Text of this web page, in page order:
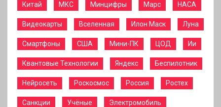
Китай МКС Минцифры Марс НАСА
Видеокарты Вселенная Илон Маск Луна
Смартфоны США Мини-ПК ЦОД Ии
Квантовые Технологии Яндекс Беспилотник
Нейросеть Роскосмос Россия Ростех
Санкции Учёные Электромобиль